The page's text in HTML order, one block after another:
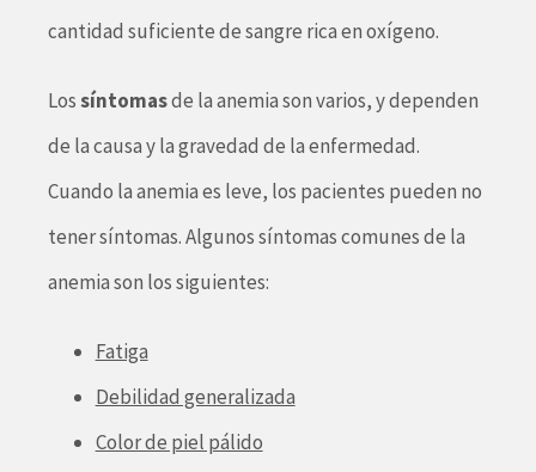
cantidad suficiente de sangre rica en oxígeno.
Lossíntomasde la anemia son varios, y dependen
de la causa y la gravedad de la enfermedad.
Cuando la anemia es leve, los pacientes pueden no
tener síntomas. Algunos síntomas comunes de la
anemia son los siguientes:
Fatiga
Debilidad generalizada
Color de piel pálido